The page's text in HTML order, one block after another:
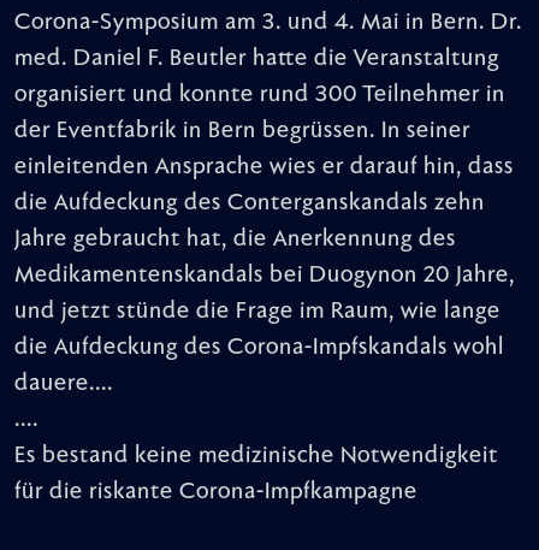
Corona-Symposium am 3. und 4. Mai in Bern. Dr.
med. Daniel F. Beutler hatte die Veranstaltung
organisiert und konnte rund 300 Teilnehmer in
der Eventfabrik in Bern begrüssen. In seiner
einleitenden Ansprache wies er darauf hin, dass
die Aufdeckung des Conterganskandals zehn
Jahre gebraucht hat, die Anerkennung des
Medikamentenskandals bei Duogynon 20 Jahre,
und jetzt stünde die Frage im Raum, wie lange
die Aufdeckung des Corona-Impfskandals wohl
dauere....
....
Es bestand keine medizinische Notwendigkeit
für die riskante Corona-Impfkampagne